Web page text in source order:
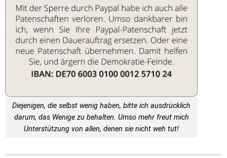
Diejenigen, die selbst wenig haben, bitte ich ausdrücklich
darum, das Wenige zu behalten. Umso mehr freut mich
Unterstützung von allen, denen sie nicht weh tut!